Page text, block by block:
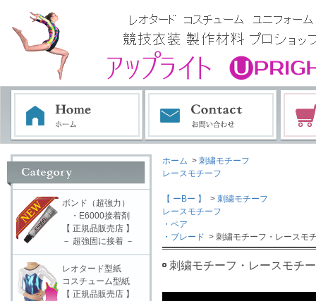
ホーム > 刺繍モチーフ
レースモチーフ
【 ーBー 】 > 刺繍モチーフ
レースモチーフ
・ペア
・ブレード > 刺繍モチーフ・レースモ
刺繍モチーフ・レースモチ
ボンド（超強力）
・E6000接着剤
【 正規品販売店 】
－ 超強固に接着 －
レオタード型紙
コスチューム型紙
【 正規品販売店 】